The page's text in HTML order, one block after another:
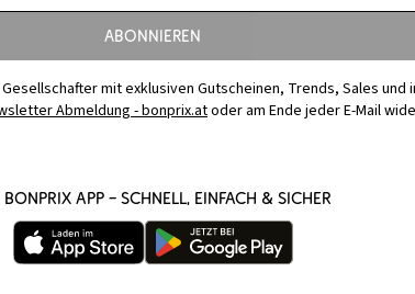
Abonnieren
mit exklusiven Gutscheinen, Trends, Sales
Abmeldung - bonprix.atoder am Ende jeder E-Mail
bonprix App – schnell, einfach & sicher